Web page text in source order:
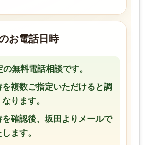
お電話日時
無料電話相談です。
複数ご指定いただけると調
ります。
を確認後、坂田よりメールで
ます。